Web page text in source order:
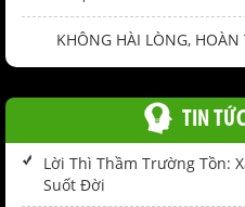
KHÔNG HÀI LÒNG, HOÀN
TIN
Lời Thì Thầm Trường Tồn:
Suốt Đời